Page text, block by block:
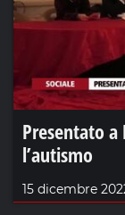
Presentato
l’autismo
15 dicembre